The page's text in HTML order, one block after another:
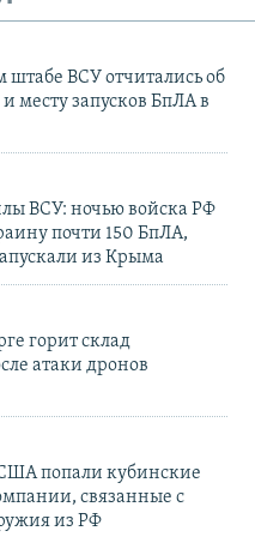
штабе ВСУ отчитались об
месту запусков БпЛА в
ВСУ: ночью войска РФ
почти 150 БпЛА,
из Крыма
горит склад
атаки дронов
попали кубинские
связанные с
из РФ